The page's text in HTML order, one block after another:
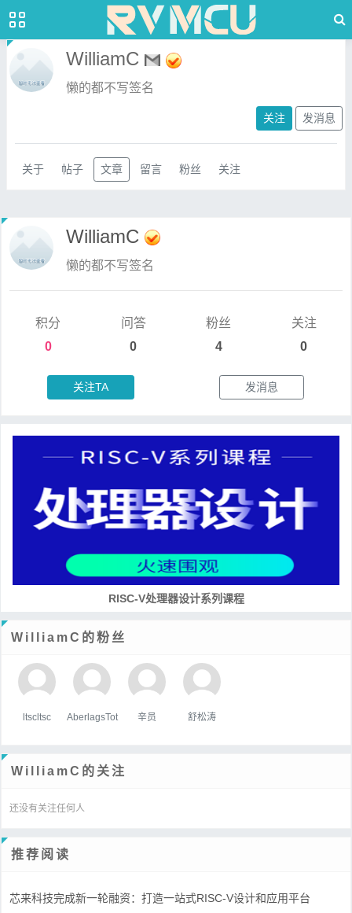
WilliamC
懒的都不写签名
关注 发消息
关于 帖子 文章 留言 粉丝 关注
WilliamC
懒的都不写签名
积分
0
问答
0
粉丝
4
关注
0
关注TA 发消息
培养RISC-V大学土壤 共建RISC-V教育生态
WilliamC的粉丝
ltscltsc AberlagsTot 辛员 舒松涛
WilliamC的关注
还没有关注任何人
推荐阅读
芯来科技完成新一轮融资：打造一站式RISC-V设计和应用平台